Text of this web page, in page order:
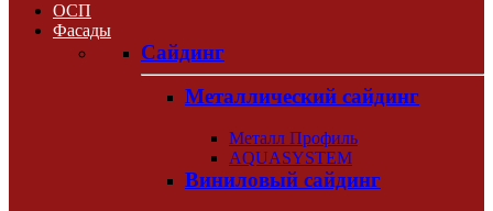
ОСП
Фасады
Сайдинг
Металлический сайдинг
Металл Профиль
AQUASYSTEM
Виниловый сайдинг